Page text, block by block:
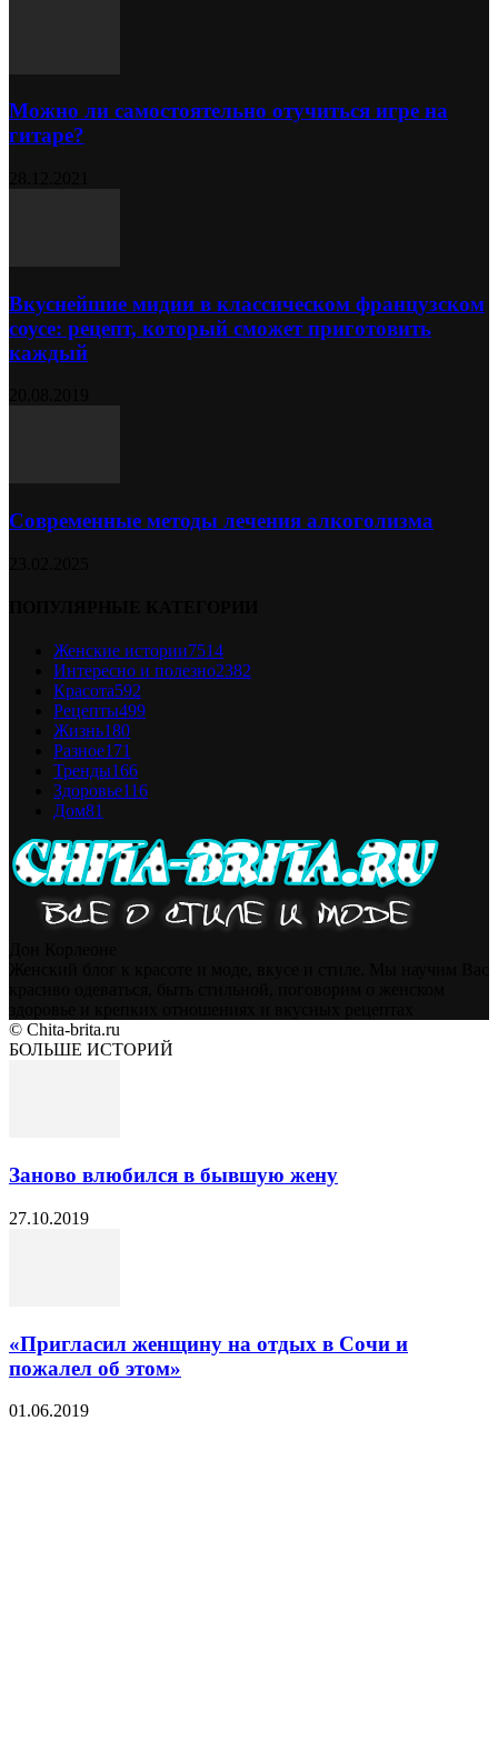
Можно ли самостоятельно отучиться игре на
гитаре?
Вкуснейшие мидии в классическом французском
соусе: рецепт, который сможет приготовить
каждый
Современные методы лечения алкоголизма
Женские истории7514
Интересно и полезно2382
Красота592
Рецепты499
Жизнь180
Разное171
Тренды166
Здоровье116
Дом81
© Chita-brita.ru
БОЛЬШЕ ИСТОРИЙ
Заново влюбился в бывшую жену
27.10.2019
«Пригласил женщину на отдых в Сочи и
пожалел об этом»
01.06.2019